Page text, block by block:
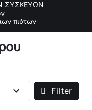
ΣΥΣΚΕΥΩΝ
πιάτων
expand_more Filter